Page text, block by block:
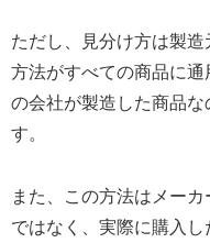
ただし、見分け方は製
方法がすべての商品に
の会社が製造した商品
す。
また、この方法はメー
ではなく、実際に購入